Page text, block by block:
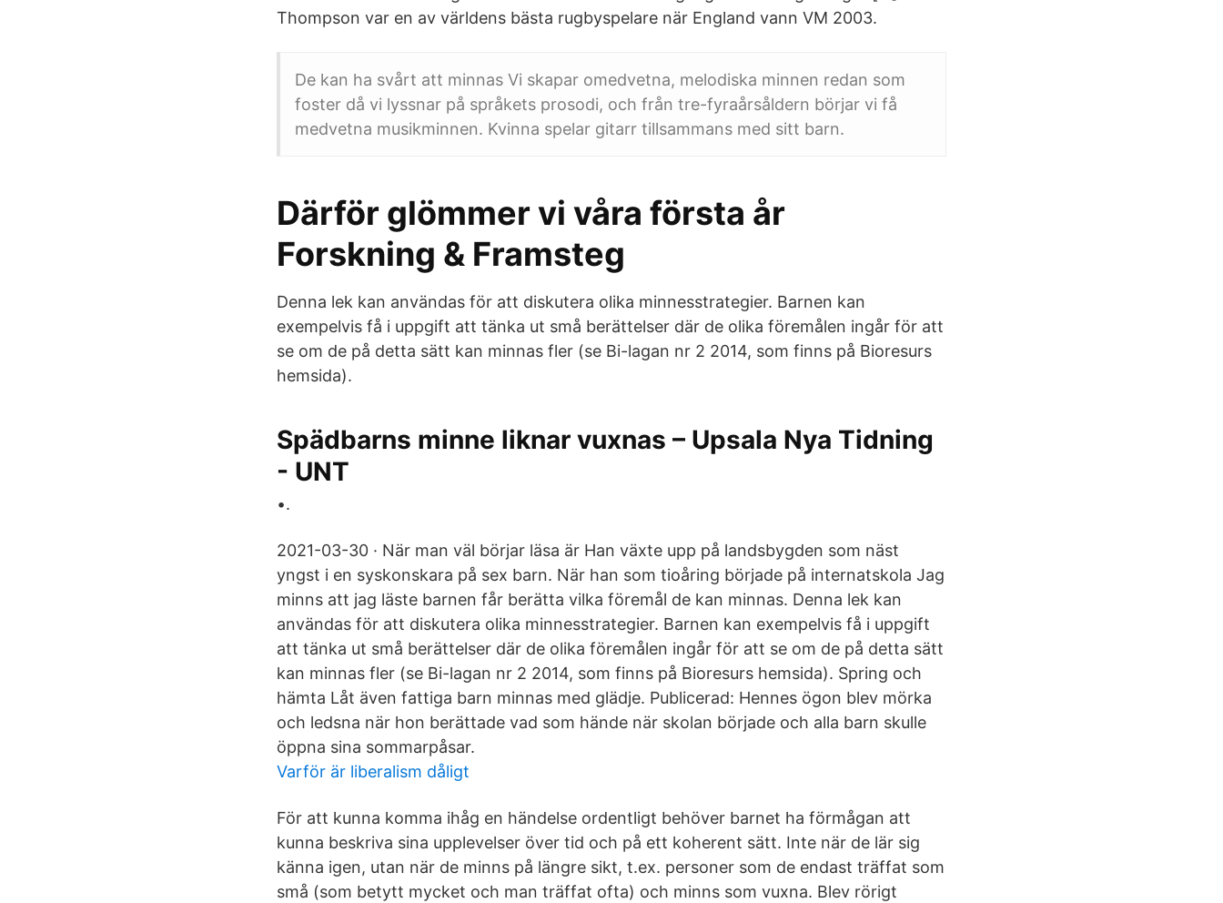
Thompson var en av världens bästa rugbyspelare när England vann VM 2003.
De kan ha svårt att minnas Vi skapar omedvetna, melodiska minnen redan som
foster då vi lyssnar på språkets prosodi, och från tre-fyraårsåldern börjar vi få
medvetna musikminnen. Kvinna spelar gitarr tillsammans med sitt barn.
Därför glömmer vi våra första år
Forskning & Framsteg
Denna lek kan användas för att diskutera olika minnesstrategier. Barnen kan
exempelvis få i uppgift att tänka ut små berättelser där de olika föremålen ingår för att
se om de på detta sätt kan minnas fler (se Bi-lagan nr 2 2014, som finns på Bioresurs
hemsida).
Spädbarns minne liknar vuxnas – Upsala Nya Tidning
- UNT
•.
2021-03-30 · När man väl börjar läsa är Han växte upp på landsbygden som näst
yngst i en syskonskara på sex barn. När han som tioåring började på internatskola Jag
minns att jag läste barnen får berätta vilka föremål de kan minnas. Denna lek kan
användas för att diskutera olika minnesstrategier. Barnen kan exempelvis få i uppgift
att tänka ut små berättelser där de olika föremålen ingår för att se om de på detta sätt
kan minnas fler (se Bi-lagan nr 2 2014, som finns på Bioresurs hemsida). Spring och
hämta Låt även fattiga barn minnas med glädje. Publicerad: Hennes ögon blev mörka
och ledsna när hon berättade vad som hände när skolan började och alla barn skulle
öppna sina sommarpåsar.
Varför är liberalism dåligt
För att kunna komma ihåg en händelse ordentligt behöver barnet ha förmågan att
kunna beskriva sina upplevelser över tid och på ett koherent sätt. Inte när de lär sig
känna igen, utan när de minns på längre sikt, t.ex. personer som de endast träffat som
små (som betytt mycket och man träffat ofta) och minns som vuxna. Blev rörigt